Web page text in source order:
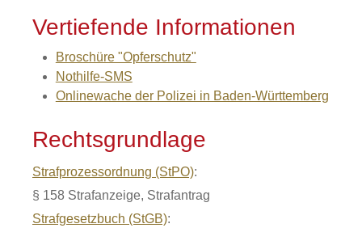
Vertiefende Informationen
Broschüre "Opferschutz"
Nothilfe-SMS
Onlinewache der Polizei in Baden-Württemberg
Rechtsgrundlage
Strafprozessordnung (StPO):
§ 158 Strafanzeige, Strafantrag
Strafgesetzbuch (StGB):